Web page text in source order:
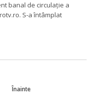
banal de circulaţie a
S-a întâmplat
Înainte